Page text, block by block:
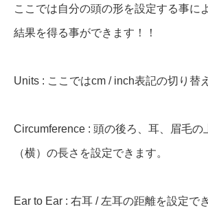
ここでは自分の頭の形を設定する事に
結果を得る事ができます！！
Units : ここではcm / inch表記の切り替
Circumference : 頭の後ろ、耳、眉毛の
（横）の長さを設定できます。
Ear to Ear : 右耳 / 左耳の距離を設定で